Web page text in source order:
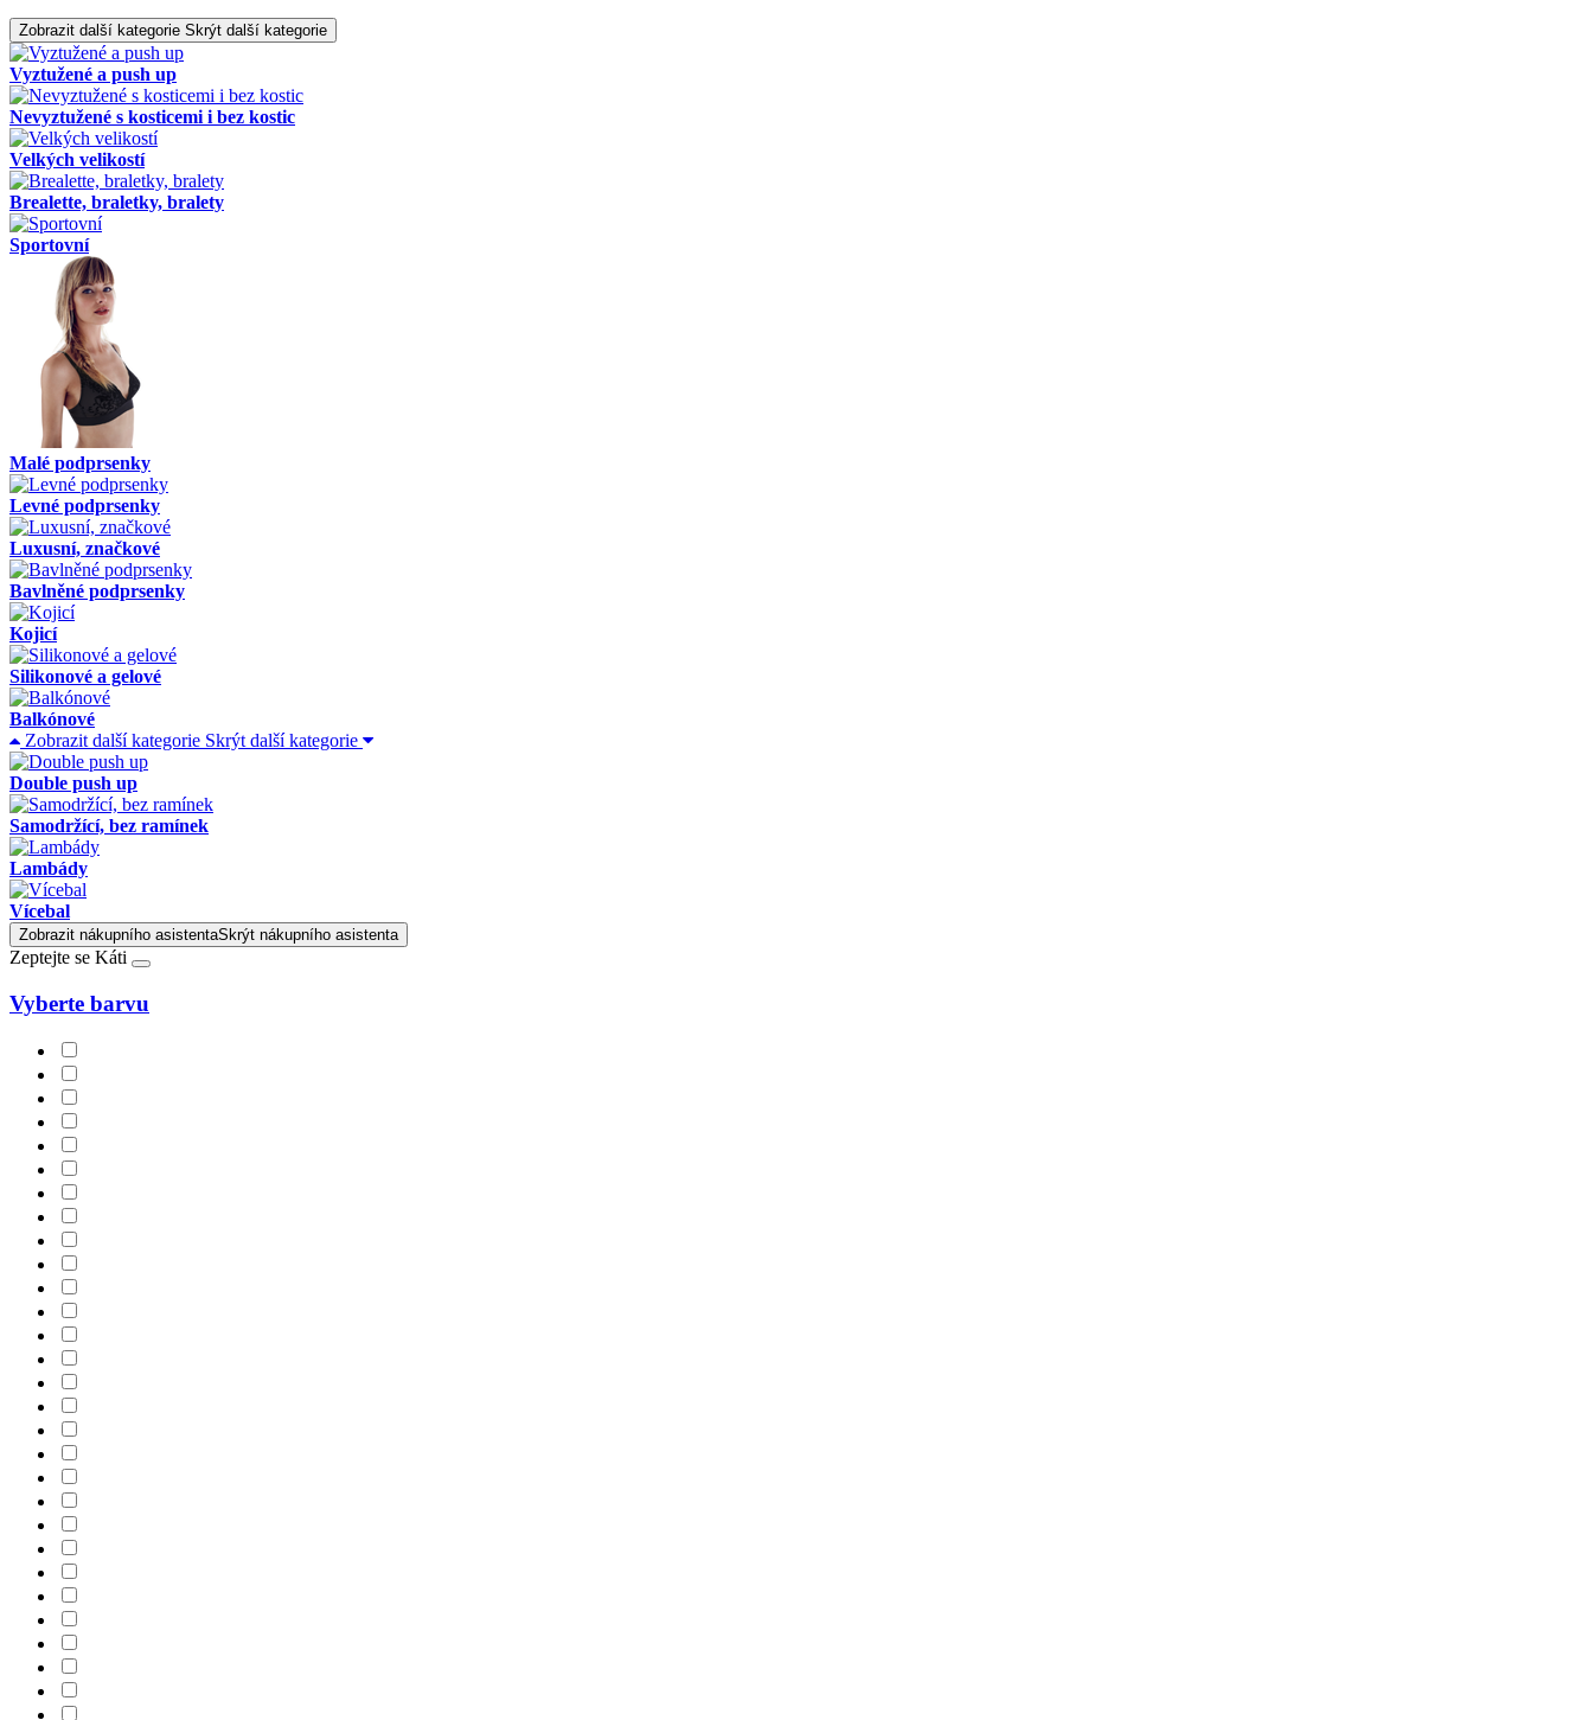
Zobrazit další kategorie Skrýt další kategorie
Vyztužené a push up
Nevyztužené s kosticemi i bez kostic
Velkých velikostí
Brealette, braletky, bralety
Sportovní
Malé podprsenky
Levné podprsenky
Luxusní, značkové
Bavlněné podprsenky
Kojicí
Silikonové a gelové
Balkónové
Zobrazit další kategorie Skrýt další kategorie
Double push up
Samodržící, bez ramínek
Lambády
Vícebal
Zobrazit nákupního asistentaSkrýt nákupního asistenta
Zeptejte se Káti
Vyberte barvu